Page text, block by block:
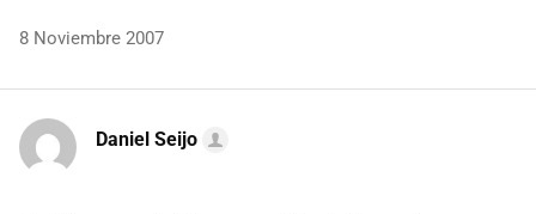
8 Noviembre 2007
Daniel Seijo